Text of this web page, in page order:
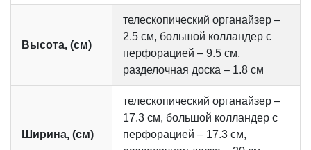
Высота, (см)
телескопический органайзер –
2.5 см, большой колландер с
перфорацией – 9.5 см,
разделочная доска – 1.8 см
Ширина, (см)
телескопический органайзер –
17.3 см, большой колландер с
перфорацией – 17.3 см,